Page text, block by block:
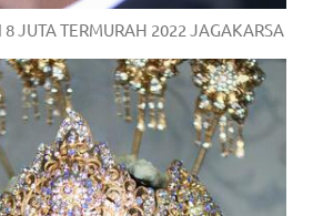
JUTA TERMURAH 2022 JAGAKARSA